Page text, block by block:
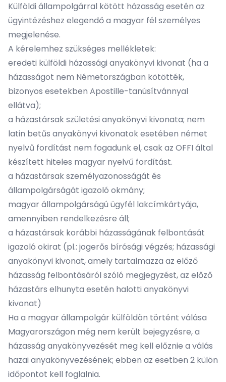
Külföldi állampolgárral kötött házasság esetén az
ügyintézéshez elegendő a magyar fél személyes
megjelenése.
A kérelemhez szükséges mellékletek:
eredeti külföldi házassági anyakönyvi kivonat (ha a
házasságot nem Németországban kötötték,
bizonyos esetekben Apostille-tanúsítvánnyal
ellátva);
a házastársak születési anyakönyvi kivonata; nem
latin betűs anyakönyvi kivonatok esetében német
nyelvű fordítást nem fogadunk el, csak az OFFI által
készített hiteles magyar nyelvű fordítást.
a házastársak személyazonosságát és
állampolgárságát igazoló okmány;
magyar állampolgárságú ügyfél lakcímkártyája,
amennyiben rendelkezésre áll;
a házastársak korábbi házasságának felbontását
igazoló okirat (pl.: jogerős bírósági végzés; házassági
anyakönyvi kivonat, amely tartalmazza az előző
házasság felbontásáról szóló megjegyzést, az előző
házastárs elhunyta esetén halotti anyakönyvi
kivonat)
Ha a magyar állampolgár külföldön történt válása
Magyarországon még nem került bejegyzésre, a
házasság anyakönyvezését meg kell előznie a válás
hazai anyakönyvezésének; ebben az esetben 2 külön
időpontot kell foglalnia.